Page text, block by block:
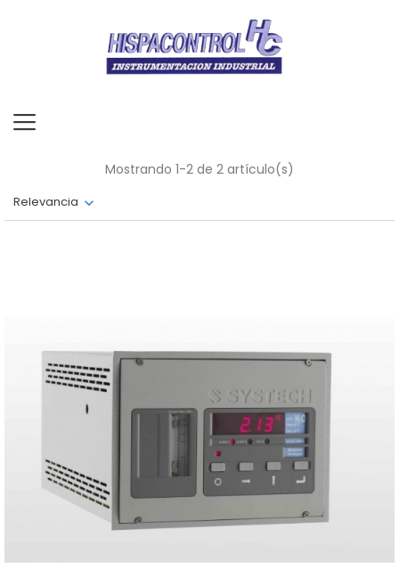
Relevancia
Mostrando 1-2 de 2 artículo(s)